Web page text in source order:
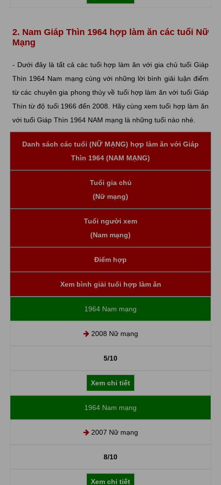
2. Nam Giáp Thìn 1964 hợp làm ăn các tuổi Nữ
Mạng
- Dưới đây là tất cả các tuổi hợp làm ăn với gia chủ tuổi Giáp
Thìn 1964 Nam mạng cùng với những lời bình giải luận điểm
từ các chuyên gia phong thủy về tuổi hợp làm ăn với tuổi Giáp
Thìn từ độ tuổi 1966 đến 2008. Hãy cùng xem tuổi hợp làm ăn
với tuổi Giáp Thìn 1964 NAM mạng là những tuổi nào nhé.
Danh sách các tuổi (NỮ MẠNG) hợp làm ăn với Giáp
Thìn 1964 (NAM MẠNG)
Tuổi gia chủ
(Nữ mạng)
Tuổi người xem
(Nam mạng)
Điểm hợp
Xem bình giải tuổi hợp làm ăn
1964 Nam mạng
2008 Nữ mạng
5/10
Xem chi tiết
1964 Nam mạng
2007 Nữ mạng
8/10
Xem chi tiết